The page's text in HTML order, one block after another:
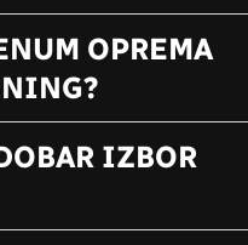
OPREMA
IZBOR